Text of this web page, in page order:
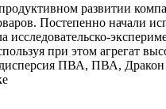
развитии
Постепенно начали
исследовательско-
при этом агрегат
дисперсия ПВА, ПВА,